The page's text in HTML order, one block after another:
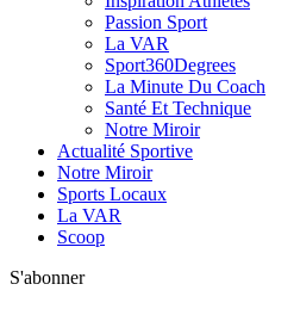
Passion Sport
La VAR
Sport360Degrees
La Minute Du Coach
Santé Et Technique
Notre Miroir
Actualité Sportive
Notre Miroir
Sports Locaux
La VAR
Scoop
S'abonner